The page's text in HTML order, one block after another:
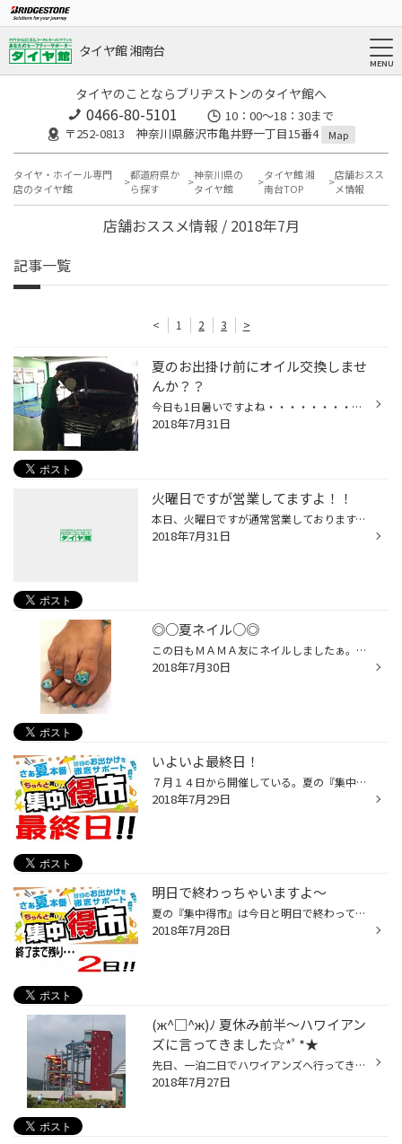
タイヤ館 湘南台
タイヤのことならブリヂストンのタイヤ館へ
0466-80-5101
10：00～18：30まで
〒252-0813 神奈川県藤沢市亀井野一丁目15番4
Map
タイヤ・ホイール専門
店のタイヤ館
都道府県か
ら探す
神奈川県の
タイヤ館
タイヤ館 湘
南台TOP
店舗おスス
メ情報
店舗おススメ情報 / 2018年7月
記事一覧
< 1 2 3 >
夏のお出掛け前にオイル交換しませ
んか？？
今日も1日暑いですよね・・・・・・・・（大汗）‘‘ 人も暑ければもちろん車も暑い訳でありまして・・・・・・。 大切なエンジンを守る為にも『オイル交換』しておきましょう！！ 夏本番を迎える前にお車のメンテナンスもしておきましょう！！ オイル交換もお任せ下さい！！
2018年7月31日
火曜日ですが営業してますよ！！
本日、火曜日ですが通常営業しております。 お気軽にお立ち寄り下さい。
2018年7月31日
◎○夏ネイル○◎
この日もＭＡＭＡ友にネイルしましたぁ。。。 まっネイルしながら話して子ども同士は適当に遊んでいて・・・ お茶しながら話して・・・結局話しがしたいだけ（笑）！？ 夏休みに海へいくということで『おもいっきり夏ネイル』にしました。
2018年7月30日
いよいよ最終日！
７月１４日から開催している。夏の『集中得市』もいよいよ今日で最終日！！ 夏の車のお買い物はお得なこのチャンスに是非タイヤ館で！！
2018年7月29日
明日で終わっちゃいますよ～
夏の『集中得市』は今日と明日で終わってしまいます。 お得なこのチャンスに是非！！
2018年7月28日
(ж^□^ж)ﾉ 夏休み前半～ハワイアン
ズに言ってきました☆*ﾟ*★
先日、一泊二日でハワイアンズへ行ってきました。 前回、遊びに行ったのは３年前？？子ども達も成長して、スライダーを楽しんだり 一緒に遊べるようになったな。。。と上２人の子たちは思うのですが、末っ子は 基本お子様プール。。。それでもとっても楽しめました。 フラ＆ファイヤーショーを見て...
2018年7月27日